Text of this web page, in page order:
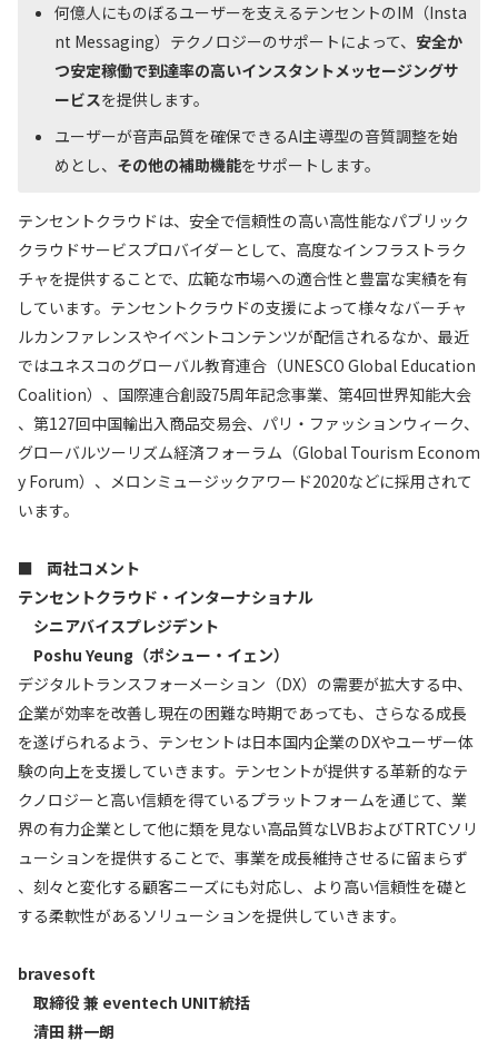
何億人にものぼるユーザーを支えるテンセントのIM（Insta
nt Messaging）テクノロジーのサポートによって、 安全か
つ安定稼働で到達率の高いインスタントメッセージングサ
ービスを提供します。
ユーザーが音声品質を確保できるAI主導型の音質調整を始
めとし、 その他の補助機能をサポートします。
テンセントクラウドは、安全で信頼性の高い高性能なパブリック
クラウドサービスプロバイダーとして、高度なインフラストラク
チャを提供することで、広範な市場への適合性と豊富な実績を有
しています。テンセントクラウドの支援によって様々なバーチャ
ルカンファレンスやイベントコンテンツが配信されるなか、最近
ではユネスコのグローバル教育連合（UNESCO Global Education
Coalition）、国際連合創設75周年記念事業、第4回世界知能大会
、第127回中国輸出入商品交易会、パリ・ファッションウィーク、
グローバルツーリズム経済フォーラム（Global Tourism Econom
y Forum）、メロンミュージックアワード2020などに採用されて
います。
■ 両社コメント
テンセントクラウド・インターナショナル
シニアバイスプレジデント
Poshu Yeung（ポシュー・イェン）
デジタルトランスフォーメーション（DX）の需要が拡大する中、
企業が効率を改善し現在の困難な時期であっても、さらなる成長
を遂げられるよう、テンセントは日本国内企業のDXやユーザー体
験の向上を支援していきます。テンセントが提供する革新的なテ
クノロジーと高い信頼を得ているプラットフォームを通じて、業
界の有力企業として他に類を見ない高品質なLVBおよびTRTCソリ
ューションを提供することで、事業を成長維持させるに留まらず
、刻々と変化する顧客ニーズにも対応し、より高い信頼性を礎と
する柔軟性があるソリューションを提供していきます。
bravesoft
取締役 兼 eventech UNIT統括
清田 耕一朗